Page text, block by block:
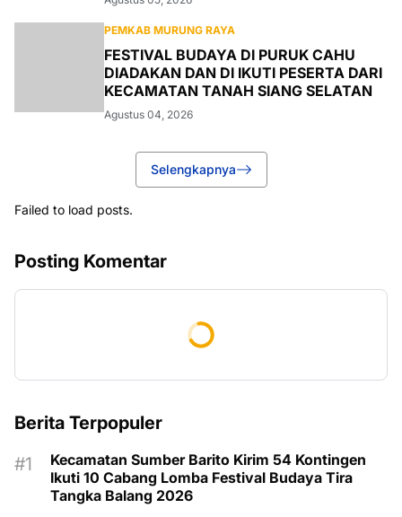
PEMKAB MURUNG RAYA
FESTIVAL BUDAYA DI PURUK CAHU
DIADAKAN DAN DI IKUTI PESERTA DARI
KECAMATAN TANAH SIANG SELATAN
Agustus 04, 2026
Selengkapnya
Failed to load posts.
Posting Komentar
Berita Terpopuler
Kecamatan Sumber Barito Kirim 54 Kontingen
Ikuti 10 Cabang Lomba Festival Budaya Tira
Tangka Balang 2026